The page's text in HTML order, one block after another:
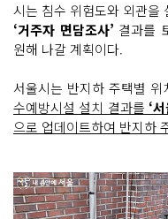
시는 침수 위험도와 외관을
‘거주자 면담조사’ 결과를
원해 나갈 계획이다.
서울시는 반지하 주택별
수예방시설 설치 결과를 ‘
으로 업데이트하여 반지하